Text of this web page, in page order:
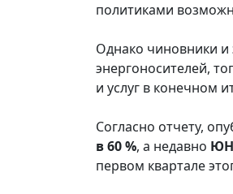
политиками
Однако чиновники и
энергоносителей,
и услуг в конечном
Согласно отчету,
в 60 %, а недавно
первом квартале